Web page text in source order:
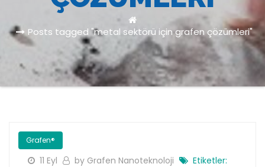
Posts tagged "metal sektörü için grafen çözümleri"
Grafen®
11 Eyl by Grafen Nanoteknoloji
Etiketler: